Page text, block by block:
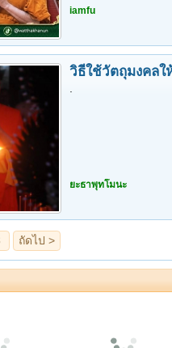
iamfu
วิธีใช้วัตถุมงคลใ
ยะธาพุทโมนะ